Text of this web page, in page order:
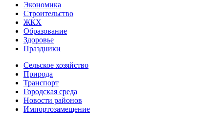
Экономика
Строительство
ЖКХ
Образование
Здоровье
Праздники
Сельское хозяйство
Природа
Транспорт
Городская среда
Новости районов
Импортозамещение